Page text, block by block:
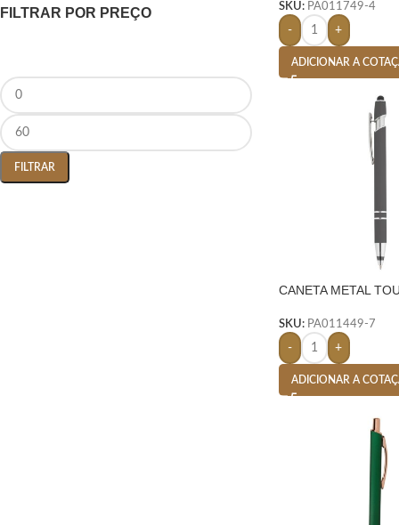
FILTRAR POR PREÇO
FILTRAR
SKU: PA011749-4
- +
ADICIONAR A
CANETA METAL
SKU: PA011449-7
- +
ADICIONAR A